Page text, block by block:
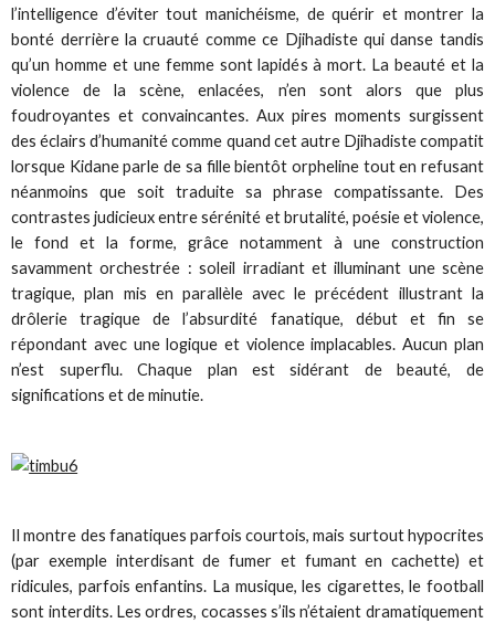
l’intelligence d’éviter tout manichéisme, de quérir et montrer la
bonté derrière la cruauté comme ce Djihadiste qui danse tandis
qu’un homme et une femme sont lapidés à mort. La beauté et la
violence de la scène, enlacées, n’en sont alors que plus
foudroyantes et convaincantes. Aux pires moments surgissent
des éclairs d’humanité comme quand cet autre Djihadiste compatit
lorsque Kidane parle de sa fille bientôt orpheline tout en refusant
néanmoins que soit traduite sa phrase compatissante. Des
contrastes judicieux entre sérénité et brutalité, poésie et violence,
le fond et la forme, grâce notamment à une construction
savamment orchestrée : soleil irradiant et illuminant une scène
tragique, plan mis en parallèle avec le précédent illustrant la
drôlerie tragique de l’absurdité fanatique, début et fin se
répondant avec une logique et violence implacables. Aucun plan
n’est superflu. Chaque plan est sidérant de beauté, de
significations et de minutie.
Il montre des fanatiques parfois courtois, mais surtout hypocrites
(par exemple interdisant de fumer et fumant en cachette) et
ridicules, parfois enfantins. La musique, les cigarettes, le football
sont interdits. Les ordres, cocasses s’ils n’étaient dramatiquement